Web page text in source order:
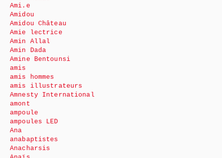
Ami.e
Amidou
Amidou Château
Amie lectrice
Amin Allal
Amin Dada
Amine Bentounsi
amis
amis hommes
amis illustrateurs
Amnesty International
amont
ampoule
ampoules LED
Ana
anabaptistes
Anacharsis